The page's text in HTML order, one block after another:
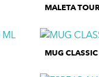
MALETA TOUR
MUG CLASSIC